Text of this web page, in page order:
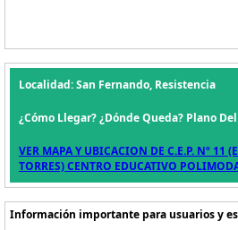
Localidad: San Fernando, Resistencia
¿Cómo Llegar? ¿Dónde Queda? Plano
VER MAPA Y UBICACION DE C.E.P. Nº 11
TORRES) CENTRO EDUCATIVO
Información importante para usuarios y